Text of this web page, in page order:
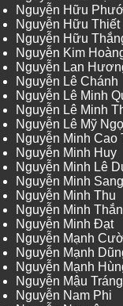
Nguyễn Hữu
Nguyễn Hữu Thiết
Nguyễn Hữu
Nguyễn Kim
Nguyễn Lan
Nguyễn Lê Chánh
Nguyễn Lê Minh
Nguyễn Lê Minh
Nguyễn Lê Mỹ
Nguyễn Minh Cao
Nguyễn Minh Huy
Nguyễn Minh Lê
Nguyễn Minh Sang
Nguyễn Minh Thu
Nguyễn Minh
Nguyễn Minh Đạt
Nguyễn Mạnh
Nguyễn Mạnh
Nguyễn Mạnh
Nguyễn Mậu Tráng
Nguyễn Nam Phi